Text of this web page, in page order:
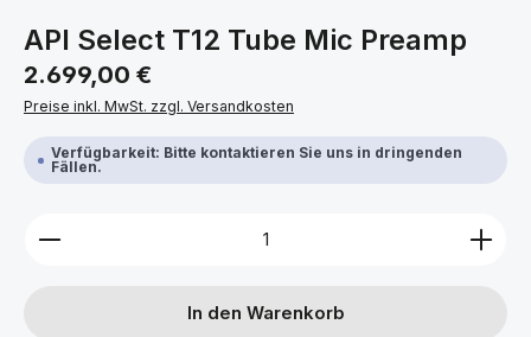
API Select T12 Tube Mic Preamp
Regulärer Preis:
2.699,00 €
Preise inkl. MwSt. zzgl. Versandkosten
Verfügbarkeit: Bitte kontaktieren Sie uns in dringenden
Fällen.
Produkt Anzahl: Gib den gewünschten Wert ein
In den Warenkorb